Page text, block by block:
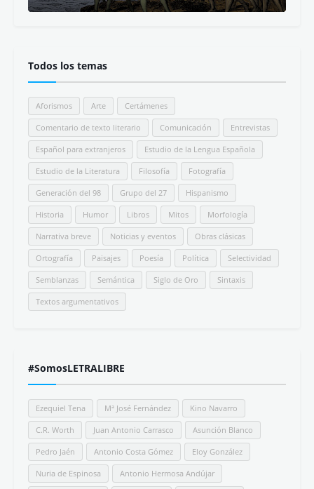
Todos los temas
Aforismos Arte Certámenes
Comentario de texto literario Comunicación Entrevistas
Español para extranjeros Estudio de la Lengua Española
Estudio de la Literatura Filosofía Fotografía
Generación del 98 Grupo del 27 Hispanismo
Historia Humor Libros Mitos Morfología
Narrativa breve Noticias y eventos Obras clásicas
Ortografía Paisajes Poesía Política Selectividad
Semblanzas Semántica Siglo de Oro Sintaxis
Textos argumentativos
#SomosLETRALIBRE
Ezequiel Tena Mª José Fernández Kino Navarro
C.R. Worth Juan Antonio Carrasco Asunción Blanco
Pedro Jaén Antonio Costa Gómez Eloy González
Nuria de Espinosa Antonio Hermosa Andújar